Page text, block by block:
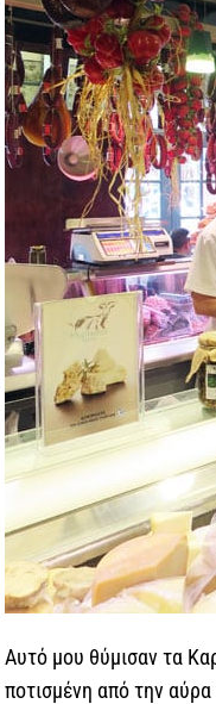
Αυτό μου θύμισαν τα
ποτισμένη από την